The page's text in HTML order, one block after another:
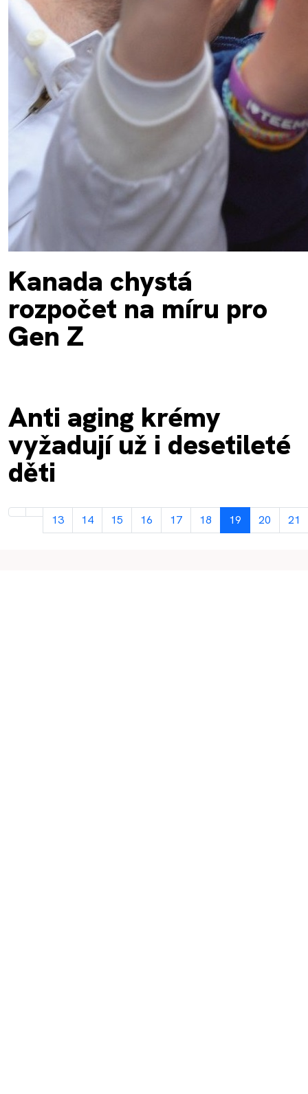
Kanada chystá
rozpočet na míru pro
Gen Z
Anti aging krémy
vyžadují už i desetileté
děti
Strana 19 z 22
13 14 15 16 17 18 19 20 21